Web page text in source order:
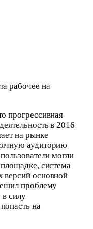
рабочее на
прогрессивная
в 2016
на рынке
аудиторию
могли
система
версий основной
проблему
в силу
на